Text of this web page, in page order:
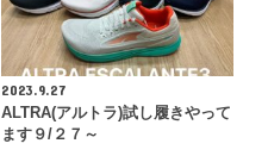
2023.9.27
ALTRA(アルトラ)試し履きやって
ます９/２７～